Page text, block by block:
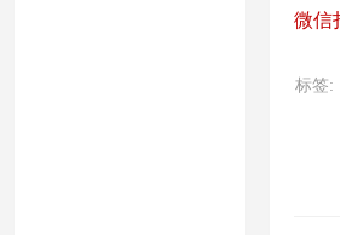
微信
标签: